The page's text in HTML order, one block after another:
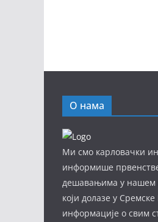
О нама
Ми смо карловачки
информише
дешавањима у нашем
који долазе у
информације о свим